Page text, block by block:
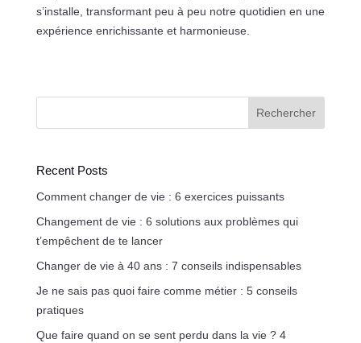
s’installe, transformant peu à peu notre quotidien en une
expérience enrichissante et harmonieuse.
Rechercher
Recent Posts
Comment changer de vie : 6 exercices puissants
Changement de vie : 6 solutions aux problèmes qui
t’empêchent de te lancer
Changer de vie à 40 ans : 7 conseils indispensables
Je ne sais pas quoi faire comme métier : 5 conseils
pratiques
Que faire quand on se sent perdu dans la vie ? 4